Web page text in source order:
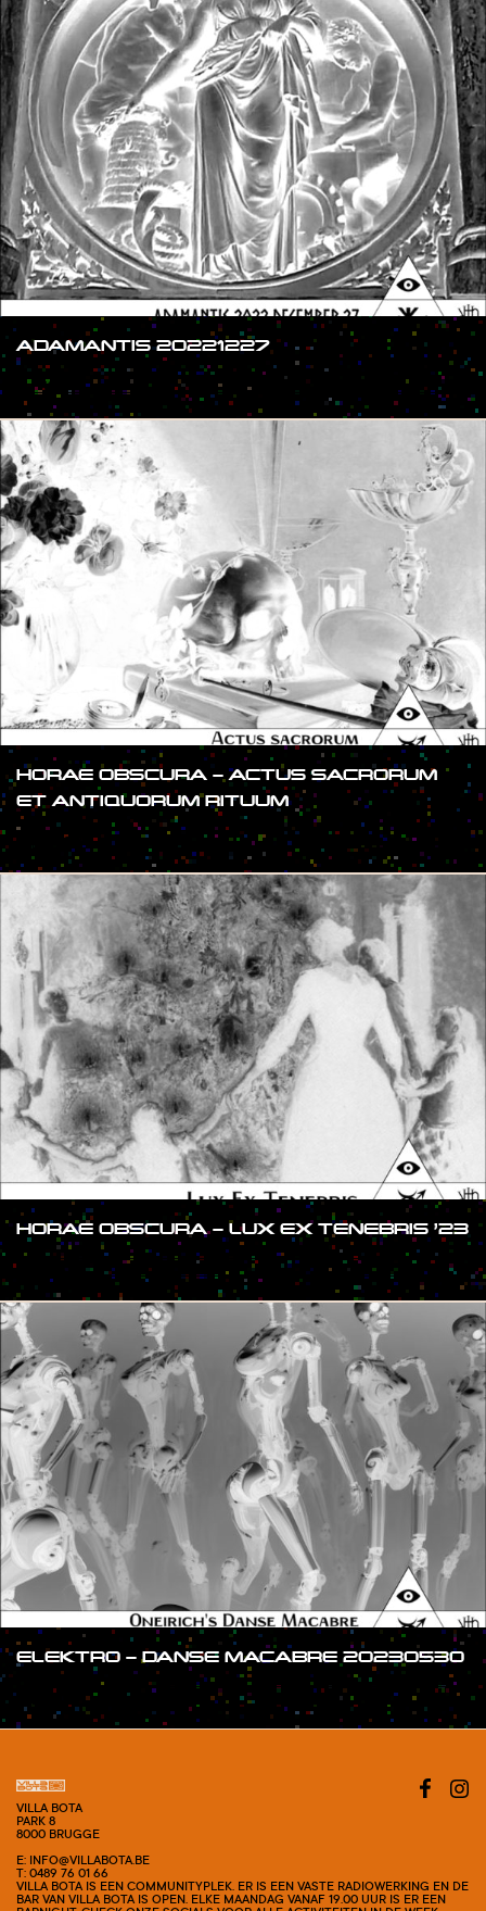
ADAMANTIS 20221227
#SHOW
HORAE OBSCURA – ACTUS SACRORUM
ET ANTIQUORUM RITUUM
#SHOW
HORAE OBSCURA – LUX EX TENEBRIS ’23
ELEKTRO – DANSE MACABRE 20230530
#SHOW
VILLA BOTA
PARK 8
8000 BRUGGE
E: INFO@VILLABOTA.BE
T: 0489 76 01 66
VILLA BOTA IS EEN COMMUNITYPLEK. ER IS EEN VASTE RADIOWERKING EN DE
BAR VAN VILLA BOTA IS OPEN. ELKE MAANDAG VANAF 19.00 UUR IS ER EEN